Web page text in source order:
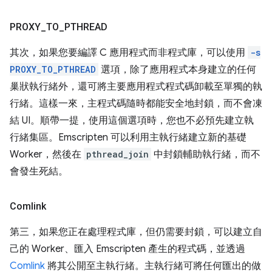
PROXY TO PTHREAD
其次，如果您要編譯 C 應用程式而非程式庫，可以使用 -s
PROXY_TO_PTHREAD 選項，除了應用程式本身建立的任何
巢狀執行緒外，還可將主要應用程式程式碼卸載至單獨的執
行緒。這樣一來，主程式碼隨時都能安全地封鎖，而不會凍
結 UI。順帶一提，使用這個選項時，您也不必預先建立執
行緒集區。Emscripten 可以利用主執行緒建立新的基礎
Worker，然後在 pthread_join 中封鎖輔助執行緒，而不
會發生死結。
Comlink
第三，如果您正在處理程式庫，但仍需要封鎖，可以建立自
己的 Worker、匯入 Emscripten 產生的程式碼，並透過
Comlink 將其公開至主執行緒。主執行緒可將任何匯出的做